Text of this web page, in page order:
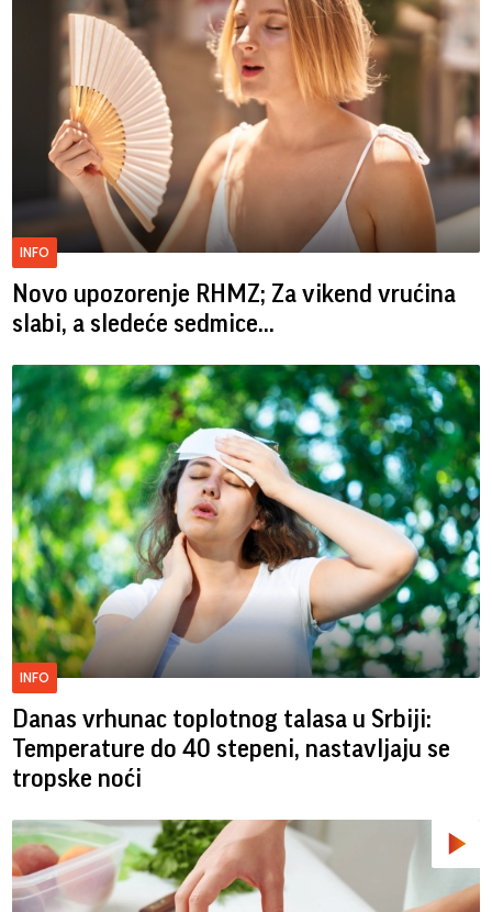
INFO
Novo upozorenje RHMZ; Za vikend vrućina
slabi, a sledeće sedmice...
INFO
Danas vrhunac toplotnog talasa u Srbiji:
Temperature do 40 stepeni, nastavljaju se
tropske noći